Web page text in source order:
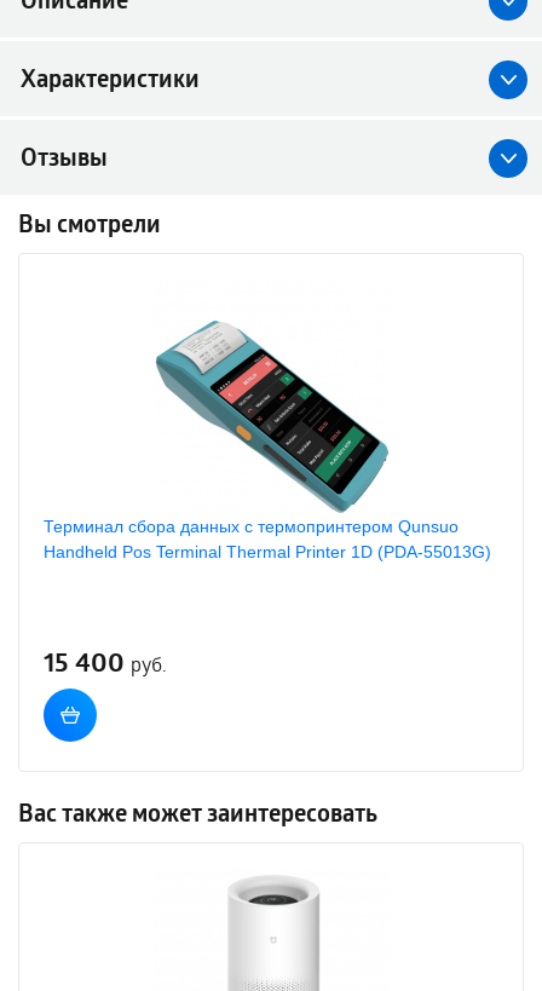
Характеристики
Отзывы
Вы смотрели
Терминал сбора данных с термопринтером Qunsuo
Нandheld Pos Terminal Thermal Printer 1D (PDA-55013G)
15 400 руб.
Вас также может заинтересовать